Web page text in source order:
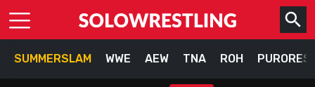
SUMMERSLAM WWE AEW TNA ROH